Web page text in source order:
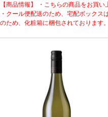
される場合、ご注文時コメント欄に熨
下部のお名入れ内容」の3つをご入力
のうえ「無地熨斗」とご記載ください
ください。 ・下記ワインが1本ずつ含
低アルコールの甘口赤。
1. ムンダナ
ハンガリー、ハヨー
【商品情報】 ・こちらの商品をお買
・クール便配送のため、宅配ボック
のため、化粧箱に梱包されております。
のうえ「無地熨斗」とご記載くださ
短日出荷はお承り致しかねます。 必
ください。 もし最短日を選択された
ください。 ・下記ワインが1本ずつ含
低アルコールの甘口赤。
1. ムンダナ
2. ムルデイ (2024)ハンガリー、ハヨー